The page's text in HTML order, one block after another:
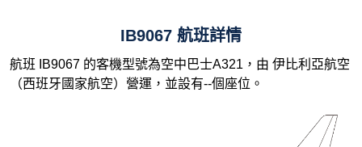
IB9067 航班詳情
航班 IB9067 的客機型號為空中巴士A321，由 伊比利亞航空
（西班牙國家航空）營運，並設有--個座位。